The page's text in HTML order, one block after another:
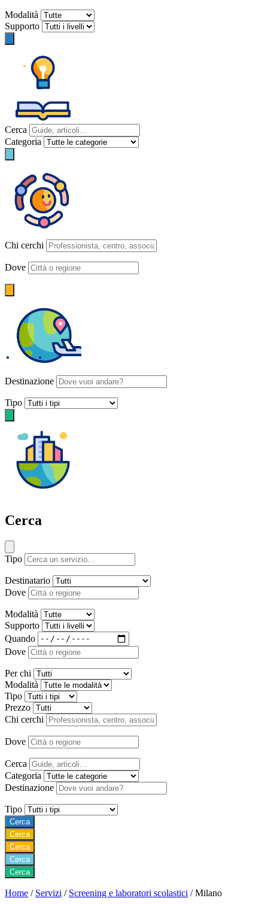
Modalità
Supporto
Cerca
Categoria
Chi cerchi
Dove
Destinazione
Tipo
Cerca
Tipo
Destinatario
Dove
Modalità
Supporto
Quando
Dove
Per chi
Modalità
Tipo
Prezzo
Chi cerchi
Dove
Cerca
Categoria
Destinazione
Tipo
Cerca
Cerca
Cerca
Cerca
Cerca
Home / Servizi / Screening e laboratori scolastici / Milano